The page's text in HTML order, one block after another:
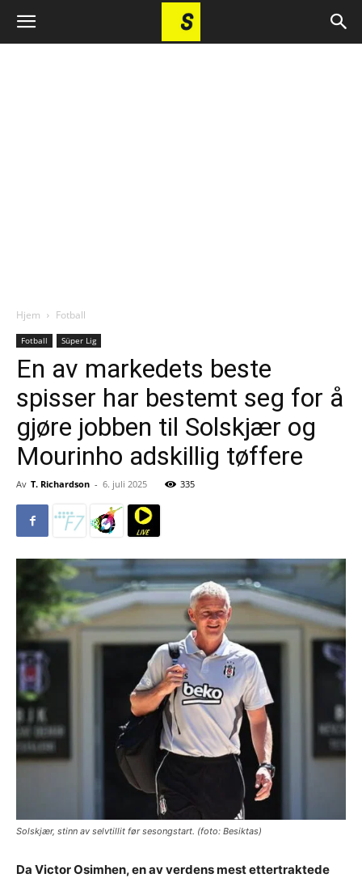
Hjem Fotball
Fotball Süper Lig
En av markedets beste
spisser har bestemt seg for å
gjøre jobben til Solskjær og
Mourinho adskillig tøffere
Av T. Richardson - 6. juli 2025 335
Solskjær, stinn av selvtillit før sesongstart. (foto: Besiktas)
Da Victor Osimhen, en av verdens mest ettertraktede